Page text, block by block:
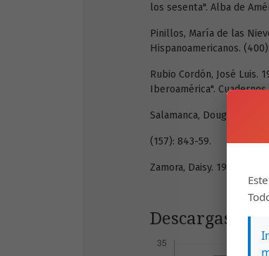
los sesenta". Alba de
Pinillos, María de las
Hispanoamericanos.
Rubio Cordón, José Luis.
Iberoamérica".
Salamanca, Douglas.
(157): 843-59.
Zamora, Daisy. 1991. "La
Descargas